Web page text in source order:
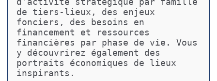
de tiers-lieux, des enjeux
fonciers, des besoins en
financement et ressources
financières par phase de vie. Vous
y découvrirez également des
portraits économiques de lieux
inspirants.